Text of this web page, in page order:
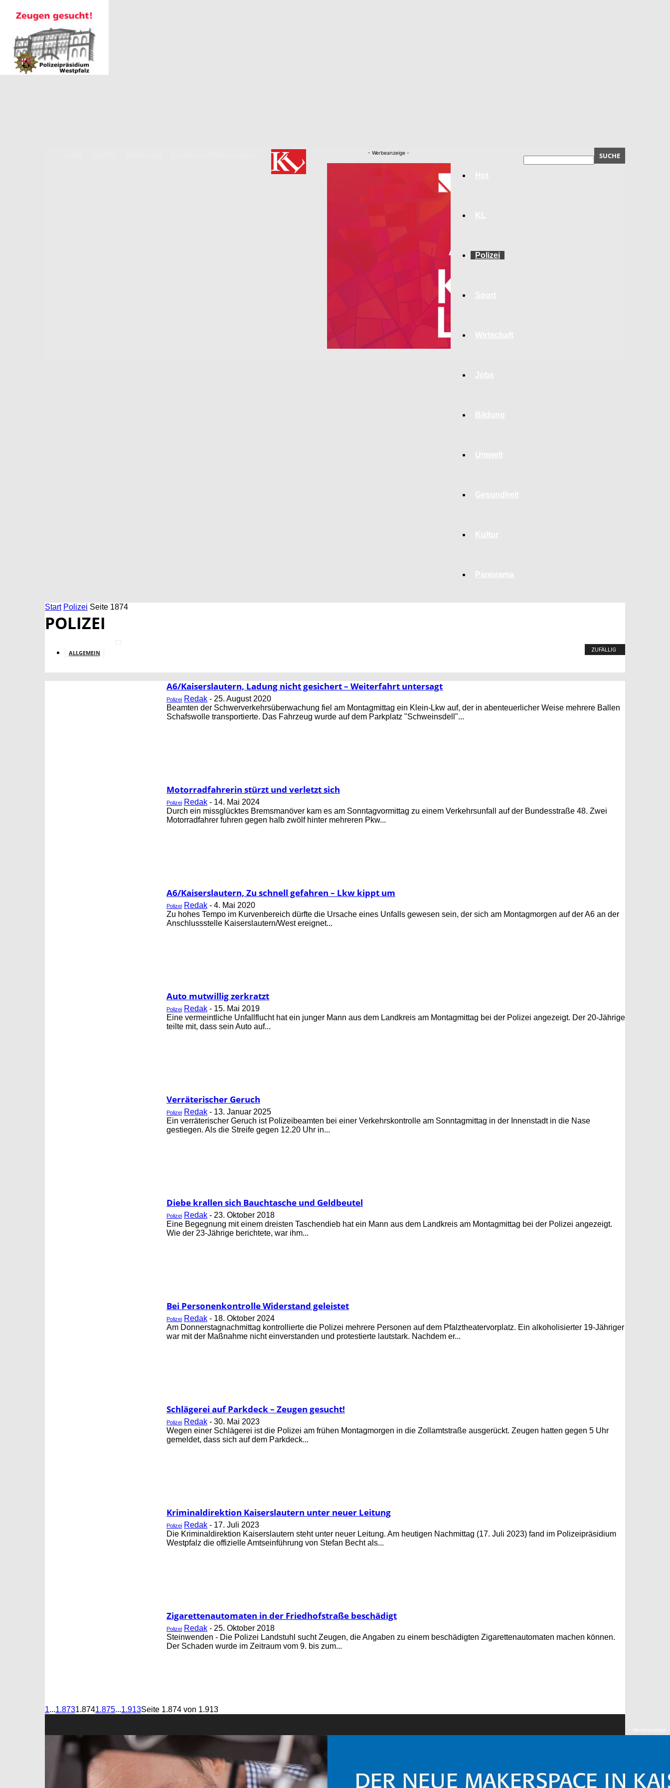
Polizei
Jobs
Bildung
Umwelt
Gesundheit
Kultur
Panorama
- Werbeanzeige -
Start Polizei Seite 1874
POLIZEI
ALLGEMEIN
CORNING
FB GESUNDHEIT
ZUFÄLLIG
A6/Kaiserslautern, Ladung nicht gesichert – Weiterfahrt untersagt
Polizei Redak - 25. August 2020
Beamten der Schwerverkehrsüberwachung fiel am Montagmittag ein Klein-Lkw auf, der in abenteuerlicher Weise mehrere Ballen
Schafswolle transportierte. Das Fahrzeug wurde auf dem Parkplatz "Schweinsdell"...
Motorradfahrerin stürzt und verletzt sich
Polizei Redak - 14. Mai 2024
Durch ein missglücktes Bremsmanöver kam es am Sonntagvormittag zu einem Verkehrsunfall auf der Bundesstraße 48. Zwei
Motorradfahrer fuhren gegen halb zwölf hinter mehreren Pkw...
A6/Kaiserslautern, Zu schnell gefahren – Lkw kippt um
Polizei Redak - 4. Mai 2020
Zu hohes Tempo im Kurvenbereich dürfte die Ursache eines Unfalls gewesen sein, der sich am Montagmorgen auf der A6 an der
Anschlussstelle Kaiserslautern/West ereignet...
Auto mutwillig zerkratzt
Polizei Redak - 15. Mai 2019
Eine vermeintliche Unfallflucht hat ein junger Mann aus dem Landkreis am Montagmittag bei der Polizei angezeigt. Der 20-Jährige
teilte mit, dass sein Auto auf...
Verräterischer Geruch
Polizei Redak - 13. Januar 2025
Ein verräterischer Geruch ist Polizeibeamten bei einer Verkehrskontrolle am Sonntagmittag in der Innenstadt in die Nase
gestiegen. Als die Streife gegen 12.20 Uhr in...
Diebe krallen sich Bauchtasche und Geldbeutel
Polizei Redak - 23. Oktober 2018
Eine Begegnung mit einem dreisten Taschendieb hat ein Mann aus dem Landkreis am Montagmittag bei der Polizei angezeigt.
Wie der 23-Jährige berichtete, war ihm...
Bei Personenkontrolle Widerstand geleistet
Polizei Redak - 18. Oktober 2024
Am Donnerstagnachmittag kontrollierte die Polizei mehrere Personen auf dem Pfalztheatervorplatz. Ein alkoholisierter 19-Jähriger
war mit der Maßnahme nicht einverstanden und protestierte lautstark. Nachdem er...
Schlägerei auf Parkdeck – Zeugen gesucht!
Polizei Redak - 30. Mai 2023
Wegen einer Schlägerei ist die Polizei am frühen Montagmorgen in die Zollamtstraße ausgerückt. Zeugen hatten gegen 5 Uhr
gemeldet, dass sich auf dem Parkdeck...
Kriminaldirektion Kaiserslautern unter neuer Leitung
Polizei Redak - 17. Juli 2023
Die Kriminaldirektion Kaiserslautern steht unter neuer Leitung. Am heutigen Nachmittag (17. Juli 2023) fand im Polizeipräsidium
Westpfalz die offizielle Amtseinführung von Stefan Becht als...
Zigarettenautomaten in der Friedhofstraße beschädigt
Polizei Redak - 25. Oktober 2018
Steinwenden - Die Polizei Landstuhl sucht Zeugen, die Angaben zu einem beschädigten Zigarettenautomaten machen können.
Der Schaden wurde im Zeitraum vom 9. bis zum...
1...1.8731.8741.875...1.913Seite 1.874 von 1.913
- Werbeanzeige -